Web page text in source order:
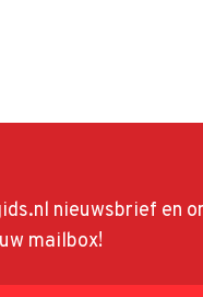
nieuwsbrief en
mailbox!